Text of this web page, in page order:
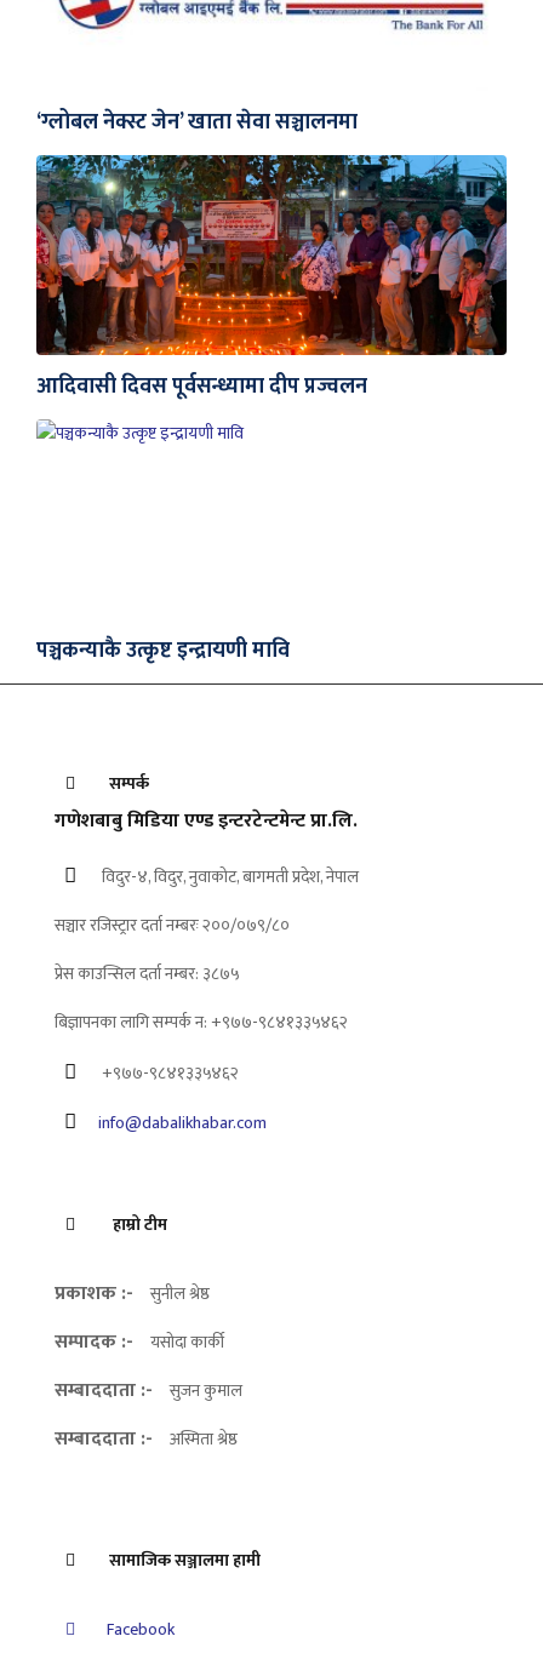
‘ग्लोबल नेक्स्ट जेन’ खाता सेवा सञ्चालनमा
आदिवासी दिवस पूर्वसन्ध्यामा दीप प्रज्वलन
पञ्चकन्याकै उत्कृष्ट इन्द्रायणी मावि
सम्पर्क
गणेशबाबु मिडिया एण्ड इन्टरटेन्टमेन्ट प्रा.लि.
विदुर-४, विदुर, नुवाकोट, बागमती प्रदेश, नेपाल
सञ्चार रजिस्ट्रार दर्ता नम्बरः २००/०७९/८०
प्रेस काउन्सिल दर्ता नम्बर: ३८७५
बिज्ञापनका लागि सम्पर्क न: +९७७-९८४१३३५४६२
+९७७-९८४१३३५४६२
info@dabalikhabar.com
हाम्रो टीम
प्रकाशक :- सुनील श्रेष्ठ
सम्पादक :- यसोदा कार्की
सम्बाददाता :- सुजन कुमाल
सम्बाददाता :- अस्मिता श्रेष्ठ
सामाजिक सञ्जालमा हामी
Facebook